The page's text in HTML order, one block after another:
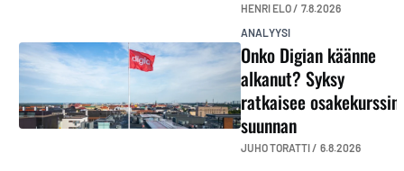
HENRI ELO / 7.8.2026
ANALYYSI
Onko Digian käänne
alkanut? Syksy
ratkaisee osakekurssin
suunnan
JUHO TORATTI / 6.8.2026